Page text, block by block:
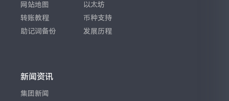
网站地图
转账教程
助记词备份
以太坊
币种支持
发展历程
新闻资讯
集团新闻